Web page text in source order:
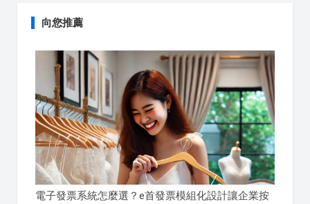
向您推薦
電子發票系統怎麼選？e首發票模組化設計讓企業按